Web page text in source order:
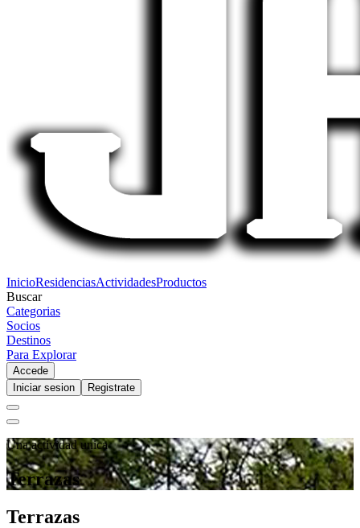
InicioResidenciasActividadesProductos
Buscar
Categorias
Socios
Destinos
Para Explorar
Accede
Iniciar sesion
Registrate
Una actividad unica
Terrazas
Terrazas